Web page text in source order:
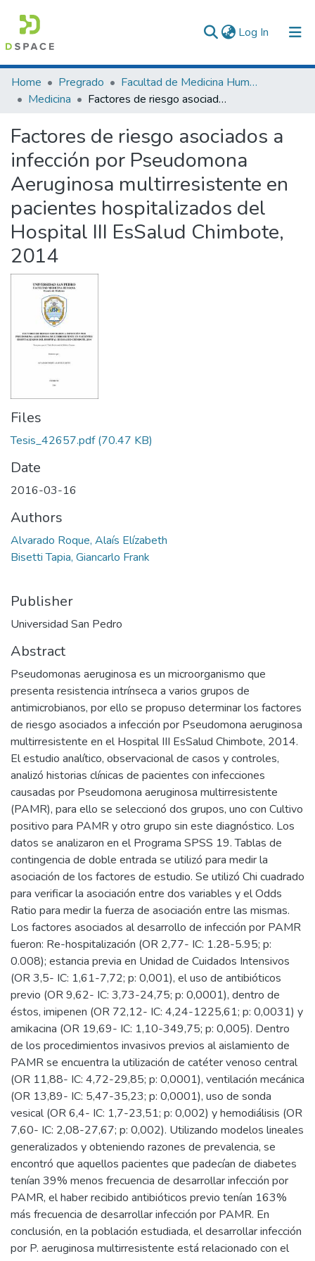
Log In (current)
Communities & Collections
All of DSpace
Statistics
Home Pregrado
Facultad de Medicina Humana
Medicina
Factores de riesgo asociados a infección por Pseudomona Aeruginosa multirresistente en pacientes hospitalizados del Hospital III EsSalud Chimbote, 2014
Factores de riesgo asociados a
infección por Pseudomona
Aeruginosa multirresistente en
pacientes hospitalizados del
Hospital III EsSalud Chimbote,
2014
Files
Tesis_42657.pdf(70.47 KB)
Date
2016-03-16
Authors
Alvarado Roque, Alaís Elízabeth
Bisetti Tapia, Giancarlo Frank
Publisher
Universidad San Pedro
Abstract
Pseudomonas aeruginosa es un microorganismo que
presenta resistencia intrínseca a varios grupos de
antimicrobianos, por ello se propuso determinar los factores
de riesgo asociados a infección por Pseudomona aeruginosa
multirresistente en el Hospital III EsSalud Chimbote, 2014.
El estudio analítico, observacional de casos y controles,
analizó historias clínicas de pacientes con infecciones
causadas por Pseudomona aeruginosa multirresistente
(PAMR), para ello se seleccionó dos grupos, uno con Cultivo
positivo para PAMR y otro grupo sin este diagnóstico. Los
datos se analizaron en el Programa SPSS 19. Tablas de
contingencia de doble entrada se utilizó para medir la
asociación de los factores de estudio. Se utilizó Chi cuadrado
para verificar la asociación entre dos variables y el Odds
Ratio para medir la fuerza de asociación entre las mismas.
Los factores asociados al desarrollo de infección por PAMR
fueron: Re-hospitalización (OR 2,77- IC: 1.28-5.95; p:
0.008); estancia previa en Unidad de Cuidados Intensivos
(OR 3,5- IC: 1,61-7,72; p: 0,001), el uso de antibióticos
previo (OR 9,62- IC: 3,73-24,75; p: 0,0001), dentro de
éstos, imipenen (OR 72,12- IC: 4,24-1225,61; p: 0,0031) y
amikacina (OR 19,69- IC: 1,10-349,75; p: 0,005). Dentro
de los procedimientos invasivos previos al aislamiento de
PAMR se encuentra la utilización de catéter venoso central
(OR 11,88- IC: 4,72-29,85; p: 0,0001), ventilación mecánica
(OR 13,89- IC: 5,47-35,23; p: 0,0001), uso de sonda
vesical (OR 6,4- IC: 1,7-23,51; p: 0,002) y hemodiálisis (OR
7,60- IC: 2,08-27,67; p: 0,002). Utilizando modelos lineales
generalizados y obteniendo razones de prevalencia, se
encontró que aquellos pacientes que padecían de diabetes
tenían 39% menos frecuencia de desarrollar infección por
PAMR, el haber recibido antibióticos previo tenían 163%
más frecuencia de desarrollar infección por PAMR. En
conclusión, en la población estudiada, el desarrollar infección
por P. aeruginosa multirresistente está relacionado con el